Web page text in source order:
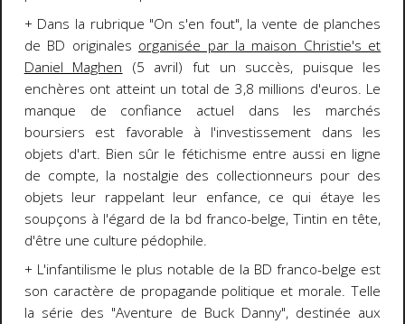
+ Dans la rubrique "On s'en fout", la vente de planches
de BD originales organisée par la maison Christie's et
Daniel Maghen (5 avril) fut un succès, puisque les
enchères ont atteint un total de 3,8 millions d'euros. Le
manque de confiance actuel dans les marchés
boursiers est favorable à l'investissement dans les
objets d'art. Bien sûr le fétichisme entre aussi en ligne
de compte, la nostalgie des collectionneurs pour des
objets leur rappelant leur enfance, ce qui étaye les
soupçons à l'égard de la bd franco-belge, Tintin en tête,
d'être une culture pédophile.
+ L'infantilisme le plus notable de la BD franco-belge est
son caractère de propagande politique et morale. Telle
la série des "Aventure de Buck Danny", destinée aux